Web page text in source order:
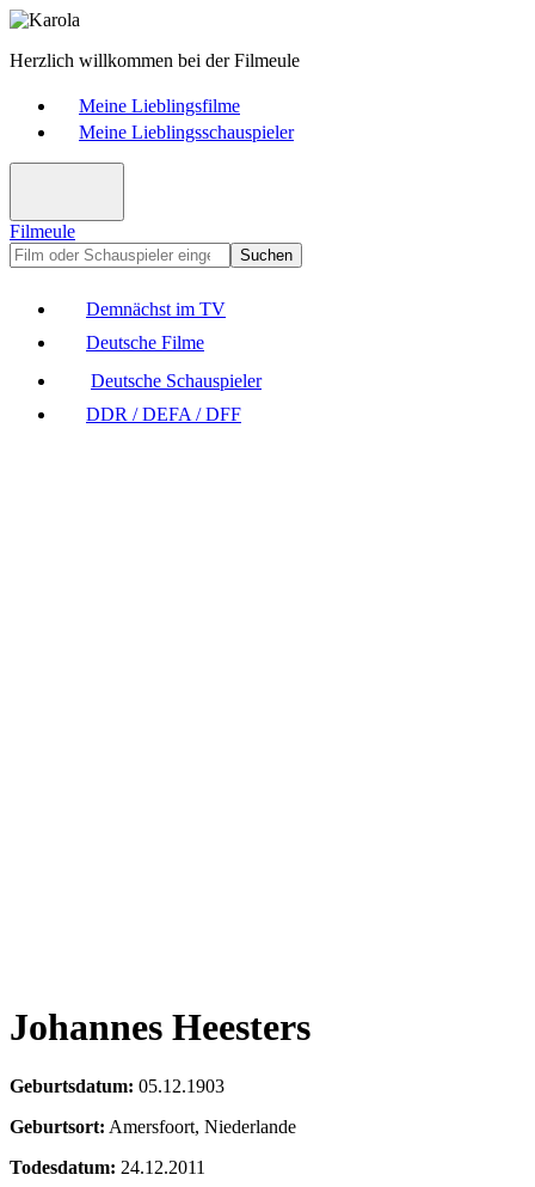
Herzlich willkommen bei der Filmeule
Meine Lieblingsfilme
Meine Lieblingsschauspieler
Filmeule
Suchen
Demnächst im TV
Deutsche Filme
Deutsche Schauspieler
DDR / DEFA / DFF
Johannes Heesters
Geburtsdatum: 05.12.1903
Geburtsort: Amersfoort, Niederlande
Todesdatum: 24.12.2011